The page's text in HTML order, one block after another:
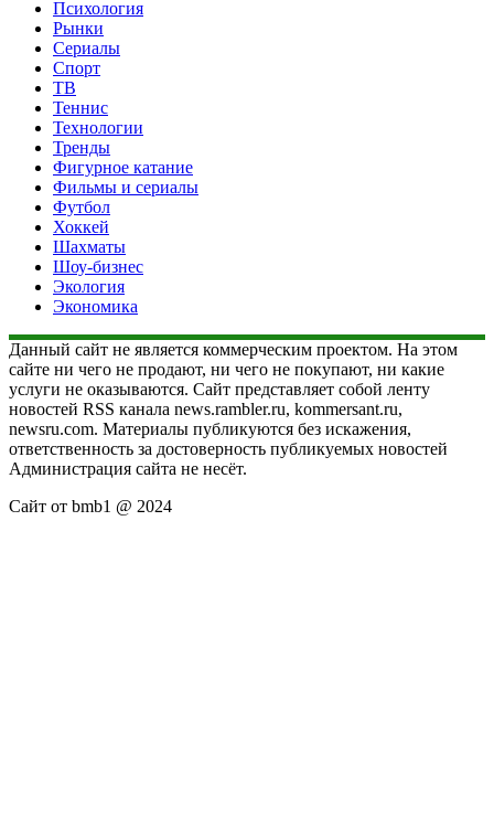
Психология
Рынки
Сериалы
Спорт
ТВ
Теннис
Технологии
Тренды
Фигурное катание
Фильмы и сериалы
Футбол
Хоккей
Шахматы
Шоу-бизнес
Экология
Экономика
Данный сайт не является коммерческим проектом. На этом
сайте ни чего не продают, ни чего не покупают, ни какие
услуги не оказываются. Сайт представляет собой ленту
новостей RSS канала news.rambler.ru, kommersant.ru,
newsru.com. Материалы публикуются без искажения,
ответственность за достоверность публикуемых новостей
Администрация сайта не несёт.
Сайт от bmb1 @ 2024